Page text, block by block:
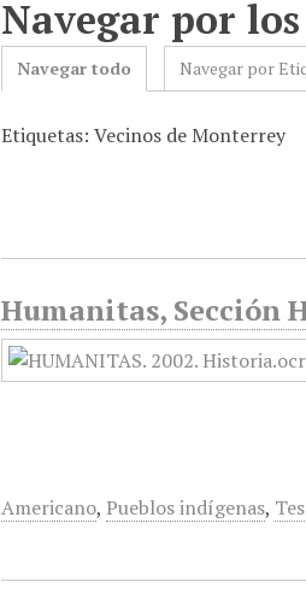
Navegar por
Navegar todo Navegar por
Etiquetas: Vecinos de Monterrey
Humanitas, Sección
Americano, Pueblos indígenas,